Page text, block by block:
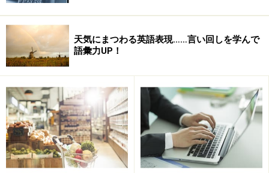
には世界中から選手や関係者が集まりますが、英語で言
うと、an Olympic village
The Olympic fire（五輪聖火）が灯されるThe 2014
Olympic Opening Ceremony（2014年五輪開会式）はど
んなものになるのか楽しみですね！
天気にまつわる英語表現……言い回しを学んで
語彙力UP！